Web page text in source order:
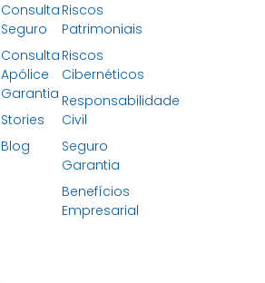
Riscos
Patrimoniais
Riscos
Cibernéticos
Responsabilidade
Civil
Seguro
Garantia
Benefícios
Empresarial
Consulta
Seguro
Consulta
Apólice
Garantia
Stories
Blog